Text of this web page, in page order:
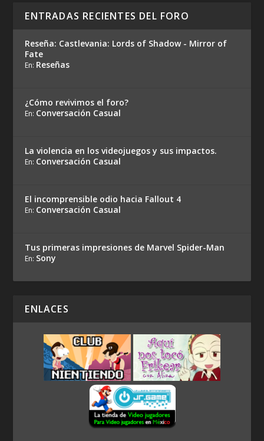
ENTRADAS RECIENTES DEL FORO
Reseña: Castlevania: Lords of Shadow - Mirror of
Fate
En: Reseñas
¿Cómo revivimos el foro?
En: Conversación Casual
La violencia en los videojuegos y sus impactos.
En: Conversación Casual
El incomprensible odio hacia Fallout 4
En: Conversación Casual
Tus primeras impresiones de Marvel Spider-Man
En: Sony
ENLACES